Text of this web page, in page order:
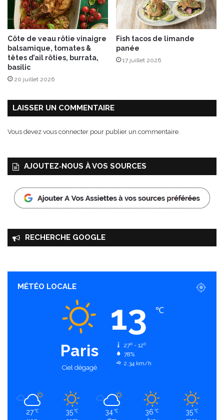
é
s
Côte de veau rôtie vinaigre
balsamique, tomates &
têtes d’ail rôties, burrata,
basilic
20 juillet 2026
Fish tacos de limande
panée
17 juillet 2026
LAISSER UN COMMENTAIRE
Vous devez vous connecter pour publier un commentaire.
AJOUTEZ‑NOUS À VOS SOURCES
RECHERCHE GOOGLE
MÉTÉO LOCALE
Paris
Ciel dégagé
13 ℃
27º - 12º
78%
2.34 km/h
27 ℃ 35 ℃ 34 ℃ 36 ℃ 35 ℃